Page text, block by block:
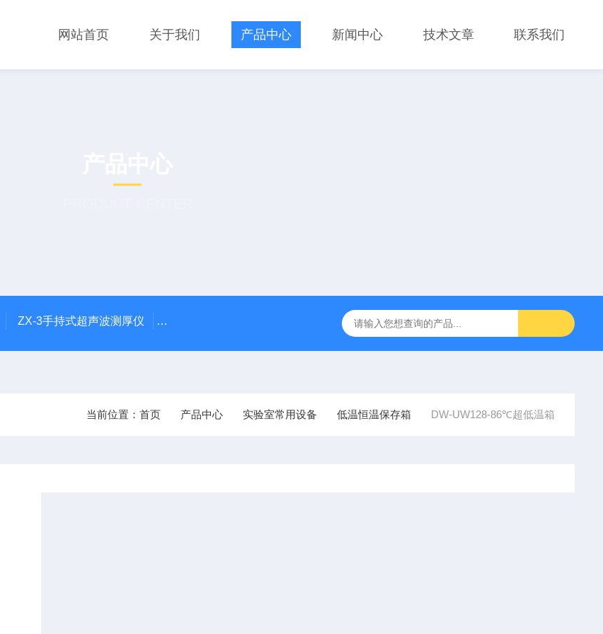
网站首页 关于我们 产品中心 新闻中心 技术文章 联系我们
ZX-3手持式超声波测厚仪 HX-20TLS智能恒温混匀仪 ST800-EA红外灭菌器 SN210C高压立式蒸汽灭菌器
当前位置： 首页 产品中心 实验室常用设备 低温恒温保存箱 DW-UW128-86℃超低温箱